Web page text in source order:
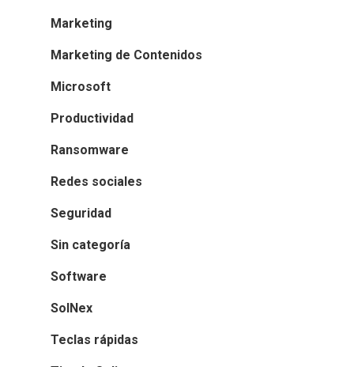
Marketing
Marketing de Contenidos
Microsoft
Productividad
Ransomware
Redes sociales
Seguridad
Sin categoría
Software
SolNex
Teclas rápidas